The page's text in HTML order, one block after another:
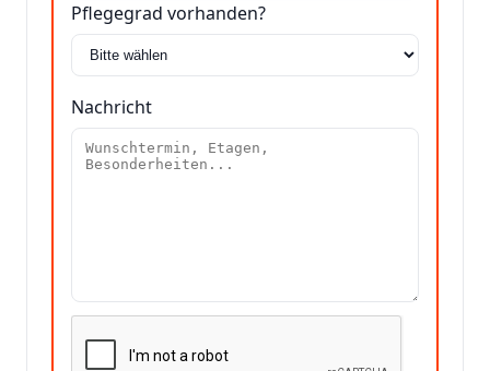
Pflegegrad vorhanden?
Nachricht